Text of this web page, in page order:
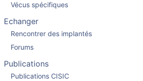
Vécus spécifiques
Echanger
Rencontrer des implantés
Forums
Publications
Publications CISIC